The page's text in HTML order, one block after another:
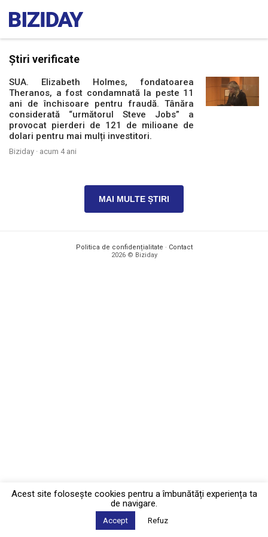
Știri verificate
SUA. Elizabeth Holmes, fondatoarea
Theranos, a fost condamnată la peste 11
ani de închisoare pentru fraudă. Tânăra
considerată “următorul Steve Jobs” a
provocat pierderi de 121 de milioane de
dolari pentru mai mulți investitori.
Biziday · acum 4 ani
MAI MULTE ȘTIRI
Politica de confidențialitate · Contact
2026 © Biziday
Acest site foloseşte cookies pentru a îmbunătăți experiența ta
de navigare.
Accept Refuz